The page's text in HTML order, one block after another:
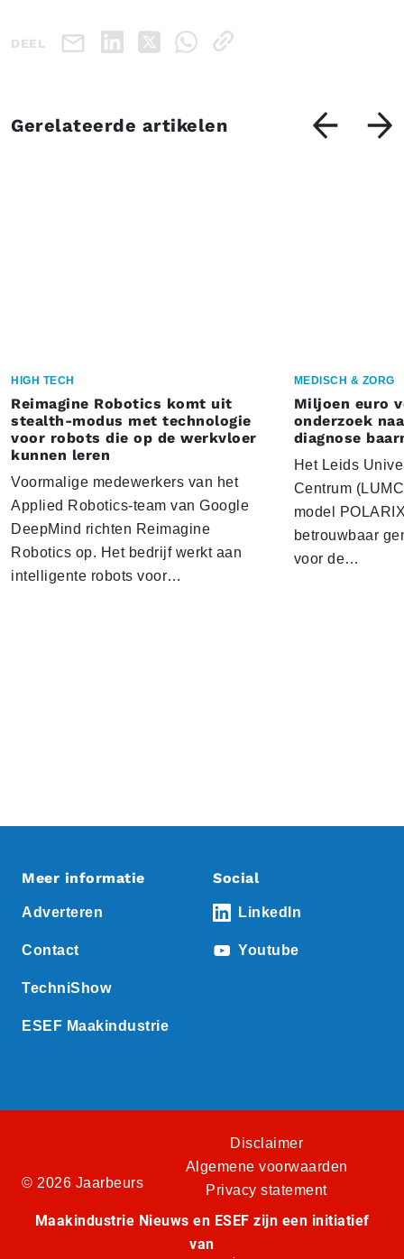
DEEL
Gerelateerde artikelen
HIGH TECH
Reimagine Robotics komt uit
stealth-modus met technologie
voor robots die op de werkvloer
kunnen leren
Voormalige medewerkers van het
Applied Robotics-team van Google
DeepMind richten Reimagine
Robotics op. Het bedrijf werkt aan
intelligente robots voor…
MEDISCH & ZORG
Miljoen euro
onderzoek
diagnose
Het Leids
Centrum
model
betrouwbaar
voor de…
Meer informatie
Adverteren
Contact
TechniShow
ESEF Maakindustrie
Social
LinkedIn
Youtube
© 2026 Jaarbeurs
Disclaimer
Algemene voorwaarden
Privacy statement
Maakindustrie Nieuws en ESEF zijn een initiatief
van